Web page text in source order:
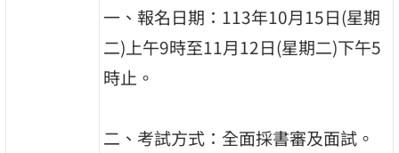
一、報名日期：113年10月15日(星期
二)上午9時至11月12日(星期二)下午5
時止。
二、考試方式：全面採書審及面試。